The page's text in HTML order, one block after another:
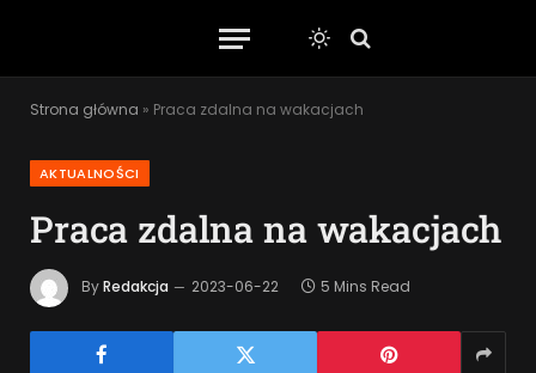
Strona główna » Praca zdalna na wakacjach
AKTUALNOŚCI
Praca zdalna na wakacjach
ByRedakcja 2023-06-22 5 Mins Read